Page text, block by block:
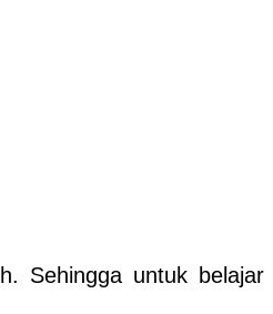
Sehingga untuk belajar